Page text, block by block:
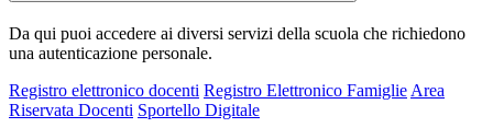
Da qui puoi accedere ai diversi servizi della scuola che richiedono
una autenticazione personale.
Registro elettronico docenti Registro Elettronico Famiglie Area
Riservata Docenti Sportello Digitale